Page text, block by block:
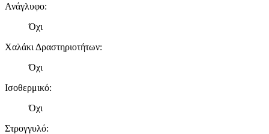
Ανάγλυφο:
Όχι
Χαλάκι Δραστηριοτήτων:
Όχι
Ισοθερμικό:
Όχι
Στρογγυλό: